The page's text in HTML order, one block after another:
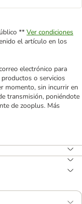
** Ver condiciones
el artículo en los
electrónico para
o servicios
momento, sin incurrir en
transmisión, poniéndote
de zooplus. Más